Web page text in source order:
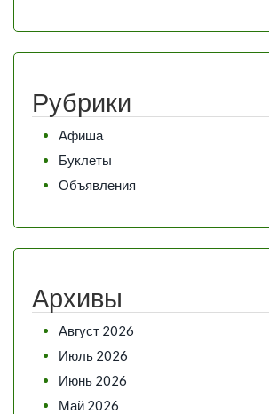
Рубрики
Афиша
Буклеты
Объявления
Архивы
Август 2026
Июль 2026
Июнь 2026
Май 2026